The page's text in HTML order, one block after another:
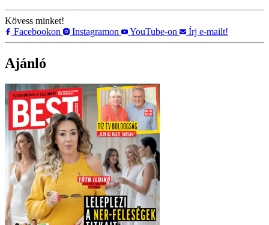
Kövess minket!
Facebookon
Instagramon YouTube-on Írj e-mailt!
Ajánló